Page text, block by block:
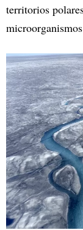
territorios